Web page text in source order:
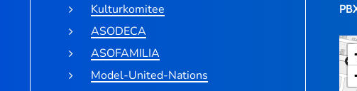
Kulturkomitee
ASODECA
ASOFAMILIA
Model-United-Nations